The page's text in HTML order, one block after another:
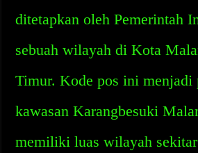
ditetapkan oleh Pemerintah
sebuah wilayah di Kota
Timur. Kode pos ini menjadi
kawasan Karangbesuki
memiliki luas wilayah